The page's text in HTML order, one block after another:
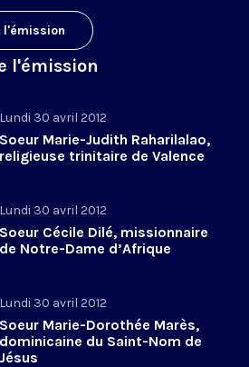
l'émission
l'émission
Lundi 30 avril 2012
Soeur Marie-Judith Raharilalao,
religieuse trinitaire de Valence
Lundi 30 avril 2012
Soeur Cécile Dilé, missionnaire
de Notre-Dame d’Afrique
Lundi 30 avril 2012
Soeur Marie-Dorothée Marès,
dominicaine du Saint-Nom de
Jésus